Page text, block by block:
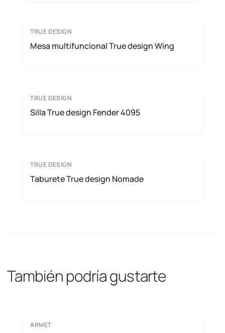
TRUE DESIGN
Mesa multifuncional True design Wing
TRUE DESIGN
Silla True design Fender 4095
TRUE DESIGN
Taburete True design Nomade
También podría gustarte
ARMET